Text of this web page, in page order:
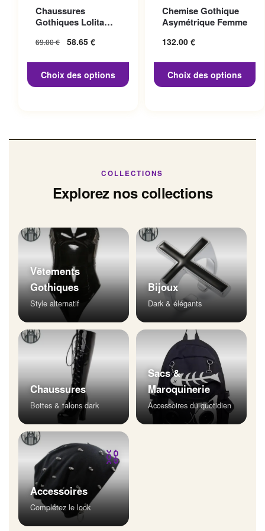
Chaussures
Gothiques Lolita
69.00€
Le prix initial
58.65 €
58.65 €.
Choix des options
variations. Les options
peuvent être choisies sur la
page du produit
Chemise Gothique
Asymétrique Femme
132.00 €
Choix des options
variations. Les options
peuvent être choisies sur la
page du produit
COLLECTIONS
Explorez nos collections
Vêtements
Gothiques
Style alternatif
Bijoux
Dark & élégants
Chaussures
Bottes & talons dark
Sacs &
Maroquinerie
Accessoires du quotidien
⛓
Accessoires
Complétez le look